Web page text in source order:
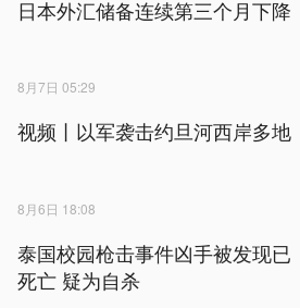
日本外汇储备连续第三个月下降
8月7日 05:29
视频丨以军袭击约旦河西岸多地
8月6日 18:08
泰国校园枪击事件凶手被发现已
死亡 疑为自杀